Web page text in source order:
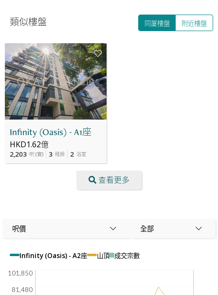
類似樓盤 同厦樓盤 附近樓盤
Infinity (Oasis) - A1座
HKD1.62億
2,203 呎 (實) 3 睡房 2 浴室
查看更多
呎價 全部
Infinity (Oasis) - A2座 山頂 成交宗數
101,850
81,480